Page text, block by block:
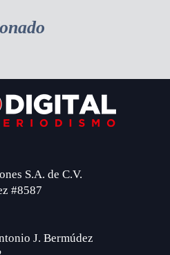
S.A. de C.V.
#8587
J. Bermúdez